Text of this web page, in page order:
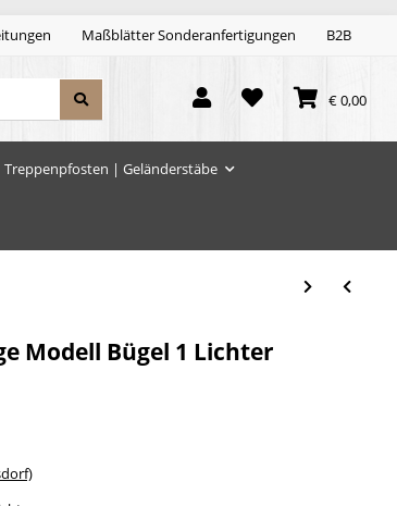
Maßblätter Sonderanfertigungen B2B
€ 0,00
Treppenpfosten | Geländerstäbe
Modell Bügel 1 Lichter